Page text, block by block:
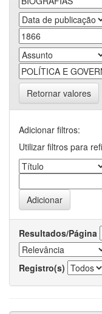
Retornar valores
Adicionar filtros:
Utilizar filtros para
Resultados/Página
Registro(s)